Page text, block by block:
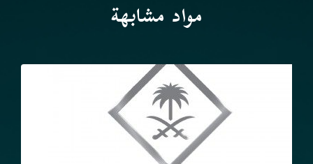
مواد مشابهة